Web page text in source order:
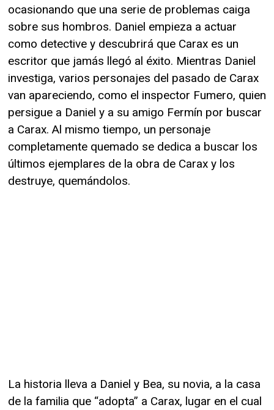
ocasionando que una serie de problemas caiga
sobre sus hombros. Daniel empieza a actuar
como detective y descubrirá que Carax es un
escritor que jamás llegó al éxito. Mientras Daniel
investiga, varios personajes del pasado de Carax
van apareciendo, como el inspector Fumero, quien
persigue a Daniel y a su amigo Fermín por buscar
a Carax. Al mismo tiempo, un personaje
completamente quemado se dedica a buscar los
últimos ejemplares de la obra de Carax y los
destruye, quemándolos.
La historia lleva a Daniel y Bea, su novia, a la casa
de la familia que “adopta” a Carax, lugar en el cual